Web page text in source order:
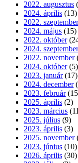
2022. augusztus
2024. április (13)
2022. szeptember
2024. május (15)
2022. október
2024. szeptember
2022. november
2024. október (5)
2023. január (17)
2024. december
2023. február
2025. április (2)
2023. március
2025. július (9)
2023. április (3)
2025. november
2023. június (10)
2026. április (30)